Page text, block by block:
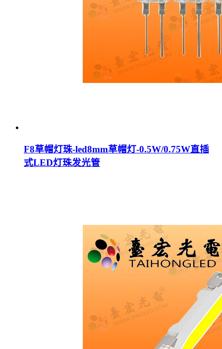
F8草帽灯珠-led8mm草帽灯-0.5W/0.75W直插
式LED灯珠发光管